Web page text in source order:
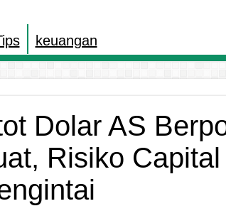
keuangan
Dolar AS
Risiko